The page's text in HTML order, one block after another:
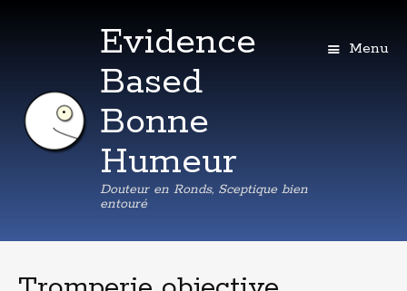
Evidence
Based
Bonne
Humeur
Douteur en Ronds, Sceptique bien
entouré
Menu